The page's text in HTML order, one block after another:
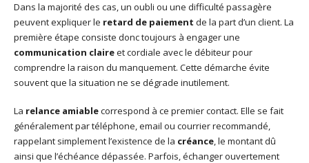
Dans la majorité des cas, un oubli ou une difficulté passagère
peuvent expliquer le retard de paiement de la part d’un client. La
première étape consiste donc toujours à engager une
communication claireet cordiale avec le débiteur pour
comprendre la raison du manquement. Cette démarche évite
souvent que la situation ne se dégrade inutilement.
La relance amiablecorrespond à ce premier contact. Elle se fait
généralement par téléphone, email ou courrier recommandé,
rappelant simplement l’existence de la créance, le montant dû
ainsi que l’échéance dépassée. Parfois, échanger ouvertement